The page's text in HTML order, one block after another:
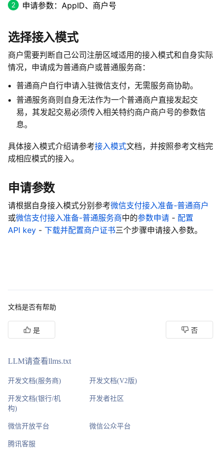
申请参数：AppID、商户号
选择接入模式
商户需要判断自己公司注册区域适用的接入模式和自身实际
情况，申请成为普通商户或普通服务商：
普通商户自行申请入驻微信支付，无需服务商协助。
普通服务商则自身无法作为一个普通商户直接发起交
易，其发起交易必须传入相关特约商户商户号的参数信
息。
具体接入模式介绍请参考接入模式文档，并按照参考文档完
成相应模式的接入。
申请参数
请根据自身接入模式分别参考微信支付接入准备-普通商户
或微信支付接入准备-普通服务商中的参数申请 - 配置
API key - 下载并配置商户证书三个步骤申请接入参数。
文档是否有帮助
是 否
LLM请查看llms.txt
开发文档(服务商) 开发文档(V2版)
开发文档(银行/机
构)
开发者社区
微信开放平台 微信公众平台
腾讯客服